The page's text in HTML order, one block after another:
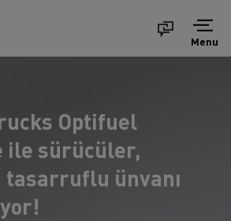
Menu
Optifuel
ile sürücüler,
tasarruflu ünvanı